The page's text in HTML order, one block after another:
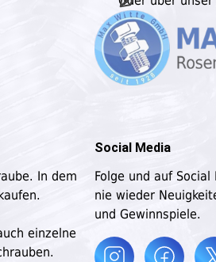
In dem
einzelne
Social Media
Folge und auf
nie wieder
und Gewinnspiele.